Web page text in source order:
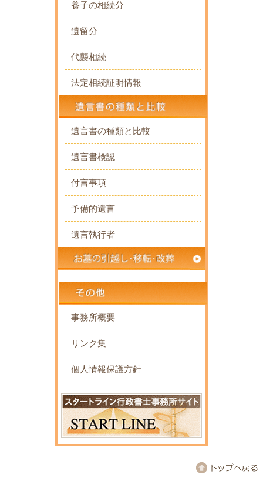
養子の相続分
遺留分
代襲相続
法定相続証明情報
遺言書の種類と比較
遺言書検認
付言事項
予備的遺言
遺言執行者
事務所概要
リンク集
個人情報保護方針